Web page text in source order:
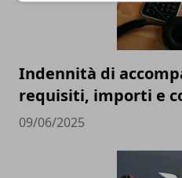
Indennità di
requisiti, importi e
09/06/2025